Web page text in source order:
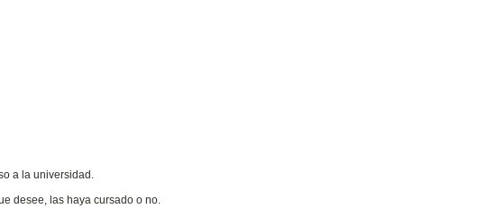
a la universidad.
desee, las haya cursado o no.